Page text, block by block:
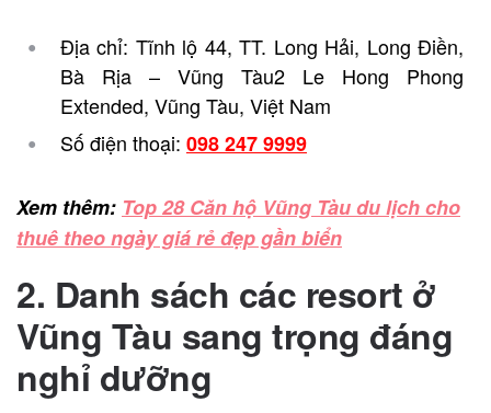
Địa chỉ: Tĩnh lộ 44, TT. Long Hải, Long Điền,
Bà Rịa – Vũng Tàu2 Le Hong Phong
Extended, Vũng Tàu, Việt Nam
Số điện thoại: 098 247 9999
Xem thêm: Top 28 Căn hộ Vũng Tàu du lịch cho
thuê theo ngày giá rẻ đẹp gần biển
2. Danh sách các resort ở
Vũng Tàu sang trọng đáng
nghỉ dưỡng